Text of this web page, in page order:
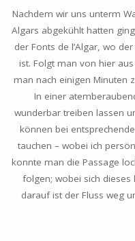
Nachdem wir uns unterm
Algars abgekühlt hatten
der Fonts de l’Algar, wo
ist. Folgt man von hier
man nach einigen Minuten
In einer
wunderbar treiben lassen
können bei
tauchen – wobei ich
konnte man die Passage
folgen; wobei sich
darauf ist der Fluss weg